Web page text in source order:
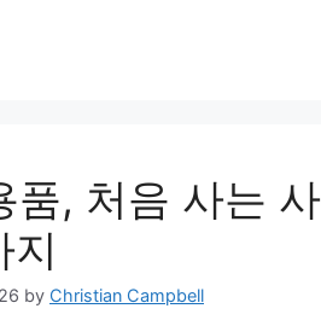
품, 처음 사는
지
by Christian Campbell